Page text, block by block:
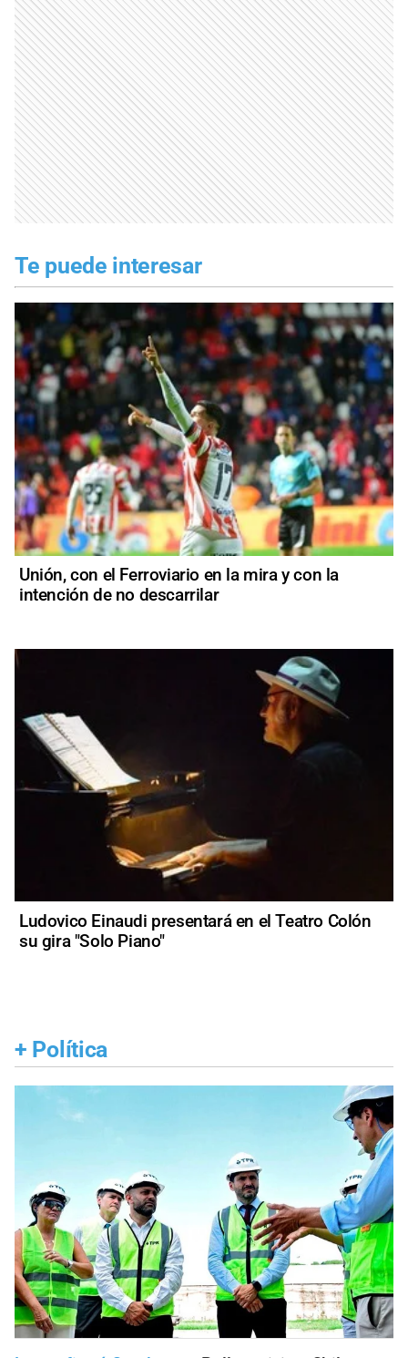
Te puede interesar
Unión, con el Ferroviario en la mira y con la
intención de no descarrilar
Ludovico Einaudi presentará en el Teatro Colón
su gira "Solo Piano"
+ Política